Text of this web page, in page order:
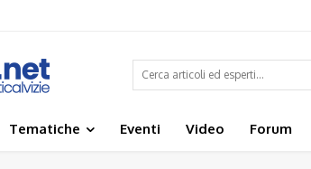
Tematiche Eventi Video Forum